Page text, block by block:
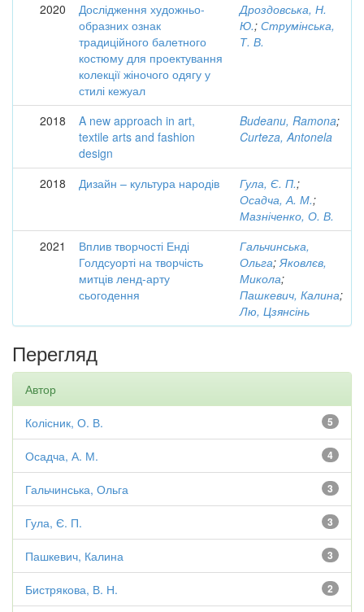
2020
Дослідження художньо-
образних ознак
традиційного балетного
костюму для проектування
колекції жіночого одягу у
стилі кежуал
Дроздовська, Н.
Ю.; Струмінська,
Т. В.
2018
A new approach in art,
textile arts and fashion
design
Budeanu, Ramona;
Curteza, Antonela
2018 Дизайн – культура народів Гула, Є. П.;
Осадча, А. М.;
Мазніченко, О. В.
2021
Вплив творчості Енді
Голдсуорті на творчість
митців ленд-арту
сьогодення
Гальчинська,
Ольга;Яковлєв,
Микола;
Пашкевич, Калина;
Лю, Цзянсінь
Перегляд
Автор
5
Колісник, О. В.
4
Осадча, А. М.
3
Гальчинська, Ольга
3
Гула, Є. П.
3
Пашкевич, Калина
2
Бистрякова, В. Н.